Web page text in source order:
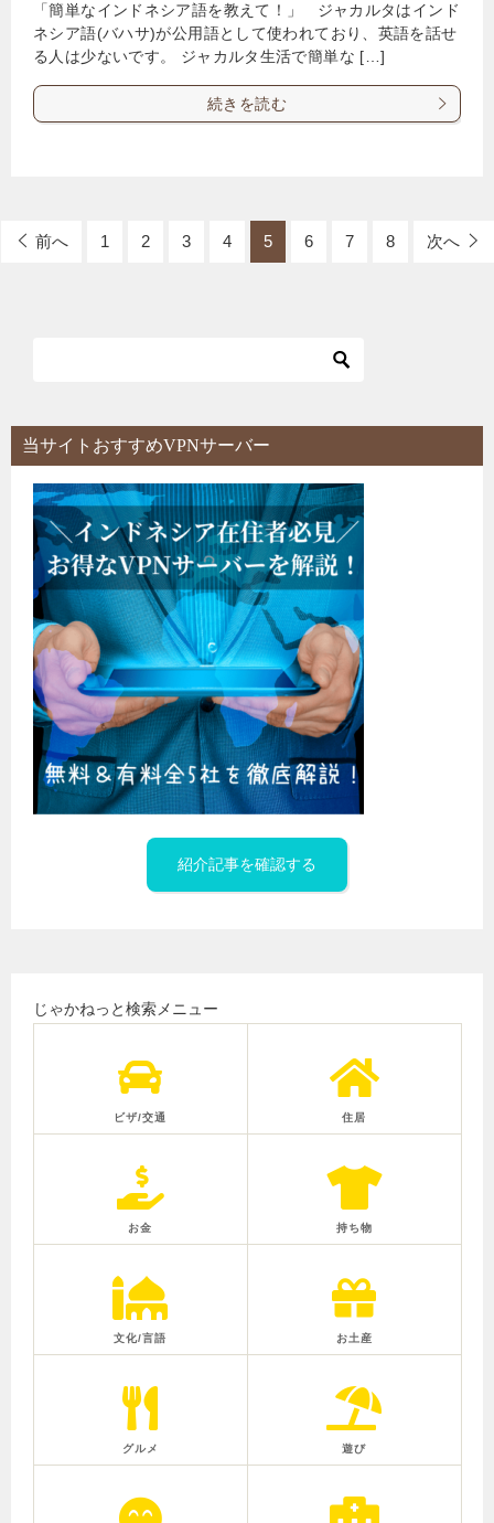
「簡単なインドネシア語を教えて！」 ジャカルタはインド
ネシア語(バハサ)が公用語として使われており、英語を話せ
る人は少ないです。 ジャカルタ生活で簡単な […]
続きを読む
前へ 1 2 3 4 5 6 7 8 次へ
当サイトおすすめVPNサーバー
紹介記事を確認する
じゃかねっと検索メニュー
ビザ/交通 住居
お金 持ち物
文化/言語 お土産
グルメ 遊び